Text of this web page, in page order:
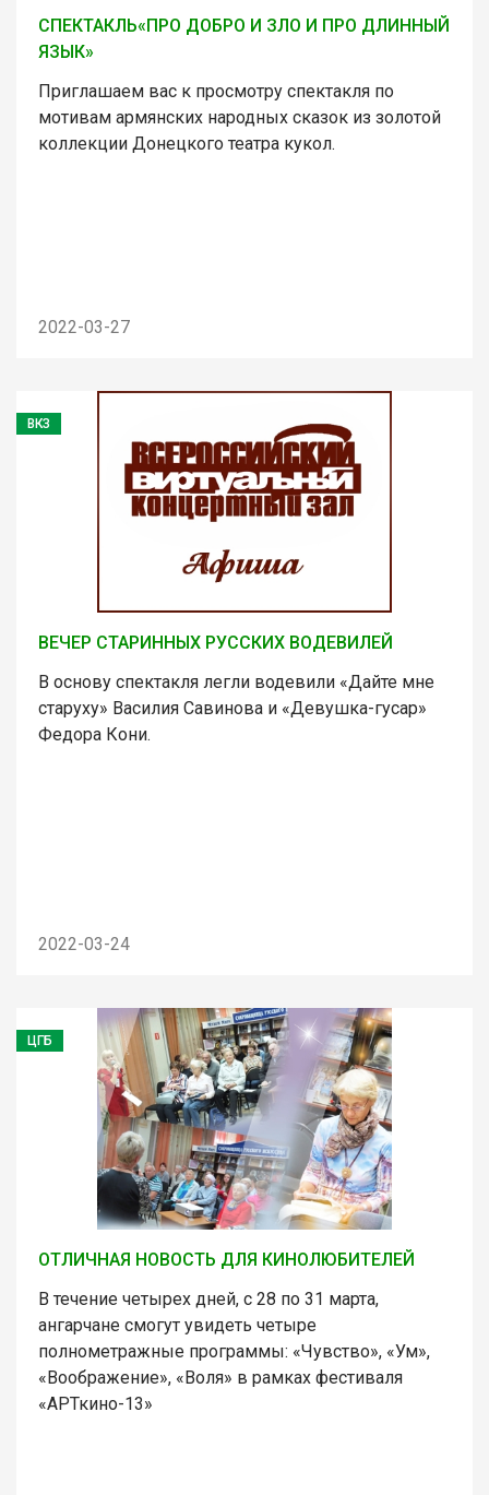
СПЕКТАКЛЬ«ПРО ДОБРО И ЗЛО И ПРО ДЛИННЫЙ
ЯЗЫК»
Приглашаем вас к просмотру спектакля по
мотивам армянских народных сказок из золотой
коллекции Донецкого театра кукол.
2022-03-27
ВКЗ
ВЕЧЕР СТАРИННЫХ РУССКИХ ВОДЕВИЛЕЙ
В основу спектакля легли водевили «Дайте мне
старуху» Василия Савинова и «Девушка-гусар»
Федора Кони.
2022-03-24
ЦГБ
ОТЛИЧНАЯ НОВОСТЬ ДЛЯ КИНОЛЮБИТЕЛЕЙ
В течение четырех дней, с 28 по 31 марта,
ангарчане смогут увидеть четыре
полнометражные программы: «Чувство», «Ум»,
«Воображение», «Воля» в рамках фестиваля
«АРТкино-13»